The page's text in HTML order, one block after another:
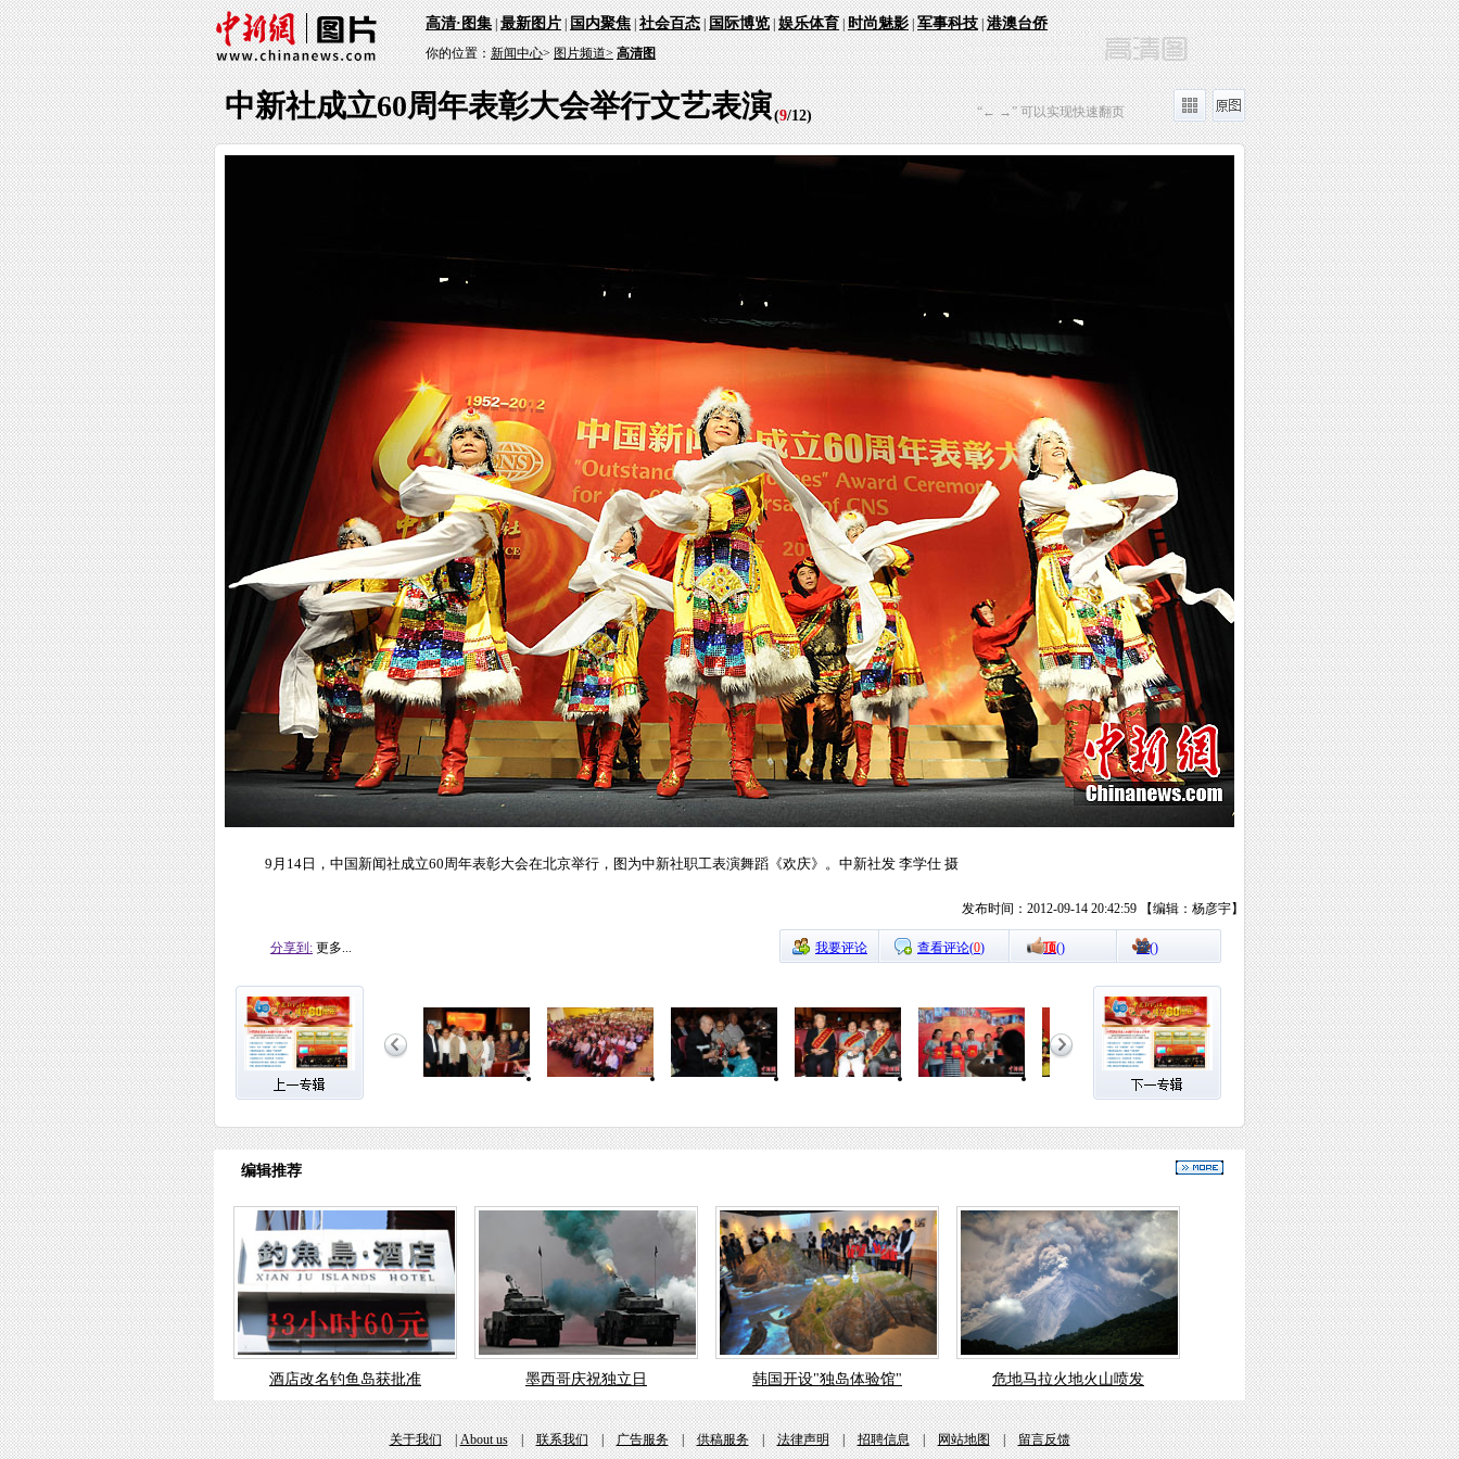
高清·图集|最新图片|国内聚焦|社会百态|国际博览|娱乐体育|时尚魅影|军事科技|港澳台侨
你的位置：新闻中心>图片频道> 高清图
中新社成立60周年表彰大会举行文艺表演(9/12) “← →” 可以实现快速翻页
9月14日，中国新闻社成立60周年表彰大会在北京举行，图为中新社职工表演舞蹈《欢庆》。中新社发 李学仕 摄
发布时间：2012-09-14 20:42:59 【编辑：杨彦宇】
分享到: 更多... 我要评论 查看评论(0) 顶() 踩()
编辑推荐
酒店改名钓鱼岛获批准 墨西哥庆祝独立日 韩国开设"独岛体验馆" 危地马拉火地火山喷发
关于我们|About us|联系我们|广告服务|供稿服务|法律声明|招聘信息|网站地图|留言反馈